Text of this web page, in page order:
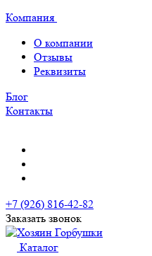
Компания
О компании
Отзывы
Реквизиты
Блог
Контакты
+7 (926) 816-42-82
Заказать звонок
Каталог